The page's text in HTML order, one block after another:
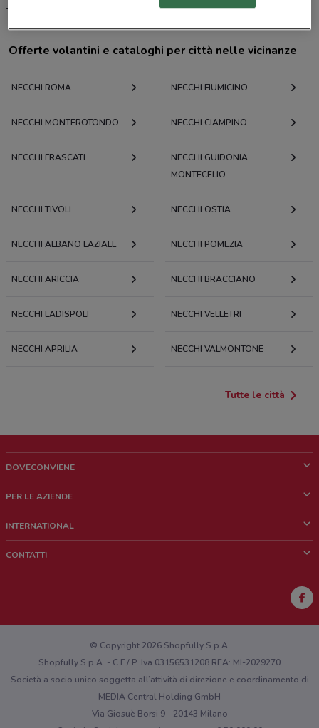
-
Offerte volantini e cataloghi per città nelle vicinanze
NECCHI ROMA NECCHI FIUMICINO
NECCHI MONTEROTONDO NECCHI CIAMPINO
NECCHI FRASCATI
NECCHI GUIDONIA
MONTECELIO
NECCHI TIVOLI NECCHI OSTIA
NECCHI ALBANO LAZIALE NECCHI POMEZIA
NECCHI ARICCIA NECCHI BRACCIANO
NECCHI LADISPOLI NECCHI VELLETRI
NECCHI APRILIA NECCHI VALMONTONE
Tutte le città
DOVECONVIENE
Chi siamo
Lavora con noi
PER LE AZIENDE
Richieste commerciali e marketing
INTERNATIONAL
CONTATTI
Hai un malfunzionamento sul web o sull'app?
© Copyright 2026 Shopfully S.p.A.
Shopfully S.p.A. - C.F / P. Iva 03156531208 REA: MI-2029270
Società a socio unico soggetta all’attività di direzione e coordinamento di
MEDIA Central Holding GmbH
Via Giosuè Borsi 9 - 20143 Milano